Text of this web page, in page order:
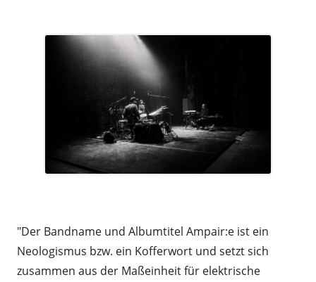
"Der Bandname und Albumtitel Ampair:e ist ein
Neologismus bzw. ein Kofferwort und setzt sich
zusammen aus der Maßeinheit für elektrische